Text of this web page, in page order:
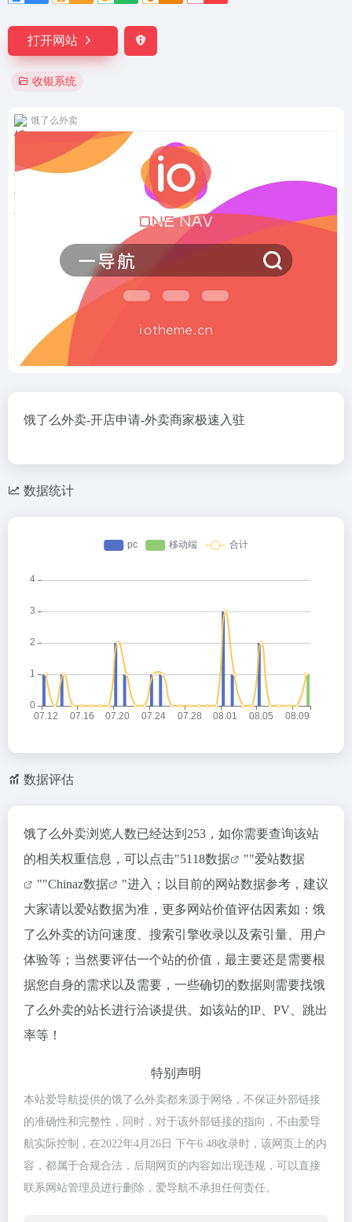
打开网站
收银系统
饿了么外卖
饿了么外卖-开店申请-外卖商家极速入驻
数据统计
数据评估
饿了么外卖浏览人数已经达到253，如你需要查询该站
的相关权重信息，可以点击"5118数据 ""爱站数据
""Chinaz数据
"进入；以目前的网站数据参考，建议
大家请以爱站数据为准，更多网站价值评估因素如：饿
了么外卖的访问速度、搜索引擎收录以及索引量、用户
体验等；当然要评估一个站的价值，最主要还是需要根
据您自身的需求以及需要，一些确切的数据则需要找饿
了么外卖的站长进行洽谈提供。如该站的IP、PV、跳出
率等！
特别声明
本站爱导航提供的饿了么外卖都来源于网络，不保证外部链接
的准确性和完整性，同时，对于该外部链接的指向，不由爱导
航实际控制，在2022年4月26日 下午6:48收录时，该网页上的内
容，都属于合规合法，后期网页的内容如出现违规，可以直接
联系网站管理员进行删除，爱导航不承担任何责任。